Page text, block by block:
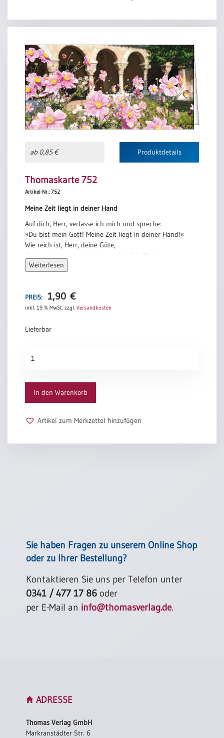
ab 0,85 € Produktdetails
Thomaskarte 752
Artikel-Nr.: 752
Meine Zeit liegt in deiner Hand
Auf dich, Herr, verlasse ich mich und spreche:
»Du bist mein Gott! Meine Zeit liegt in deiner Hand!«
Wie reich ist, Herr, deine Güte,
die du denen zugedacht hast, die dich fürchten,
die du denen bereitet hast, die sich bei dir bergen.
Weiterlesen
PREIS: 1,90 €
inkl. 19 % MwSt. zzgl. Versandkosten
Lieferbar
752
In den Warenkorb
Artikel zum Merkzettel hinzufügen
Sie haben Fragen zu unserem Online Shop
oder zu Ihrer Bestellung?
Kontaktieren Sie uns per Telefon unter
0341 / 477 17 86 oder
per E-Mail an info@thomasverlag.de.
ADRESSE
Thomas Verlag GmbH
Markranstädter Str. 6